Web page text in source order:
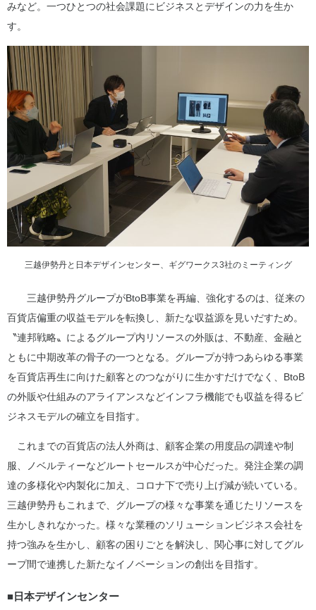
みなど。一つひとつの社会課題にビジネスとデザインの力を生か
す。
三越伊勢丹と日本デザインセンター、ギグワークス3社のミーティング
三越伊勢丹グループがBtoB事業を再編、強化するのは、従来の
百貨店偏重の収益モデルを転換し、新たな収益源を見いだすため。
〝連邦戦略〟によるグループ内リソースの外販は、不動産、金融と
ともに中期改革の骨子の一つとなる。グループが持つあらゆる事業
を百貨店再生に向けた顧客とのつながりに生かすだけでなく、BtoB
の外販や仕組みのアライアンスなどインフラ機能でも収益を得るビ
ジネスモデルの確立を目指す。
これまでの百貨店の法人外商は、顧客企業の用度品の調達や制
服、ノベルティーなどルートセールスが中心だった。発注企業の調
達の多様化や内製化に加え、コロナ下で売り上げ減が続いている。
三越伊勢丹もこれまで、グループの様々な事業を通じたリソースを
生かしきれなかった。様々な業種のソリューションビジネス会社を
持つ強みを生かし、顧客の困りごとを解決し、関心事に対してグル
ープ間で連携した新たなイノベーションの創出を目指す。
■日本デザインセンター